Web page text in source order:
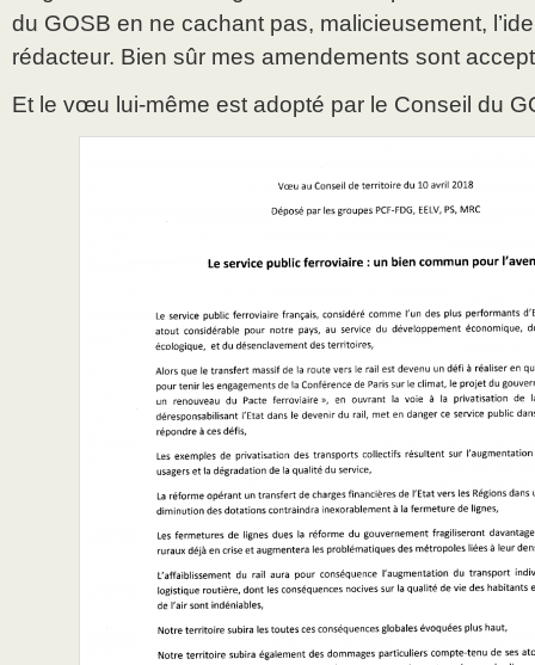
du GOSB en ne cachant pas, malicieusement,
rédacteur. Bien sûr mes amendements sont
Et le vœu lui-même est adopté par le Conseil du